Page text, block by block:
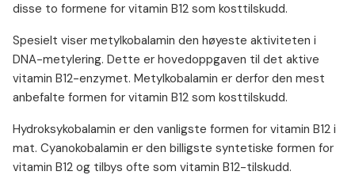
disse to formene for vitamin B12 som kosttilskudd.
Spesielt viser metylkobalamin den høyeste aktiviteten i
DNA-metylering. Dette er hovedoppgaven til det aktive
vitamin B12-enzymet. Metylkobalamin er derfor den mest
anbefalte formen for vitamin B12 som kosttilskudd.
Hydroksykobalamin er den vanligste formen for vitamin B12 i
mat. Cyanokobalamin er den billigste syntetiske formen for
vitamin B12 og tilbys ofte som vitamin B12-tilskudd.